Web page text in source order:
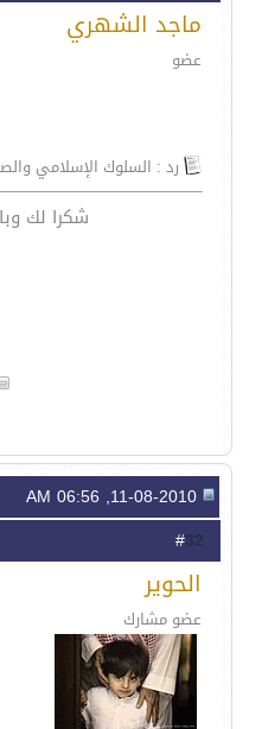
ماجد الشهري
عضو
رد : السلوك الإسلامي
شكرا لك
32
الحوير
عضو مشارك